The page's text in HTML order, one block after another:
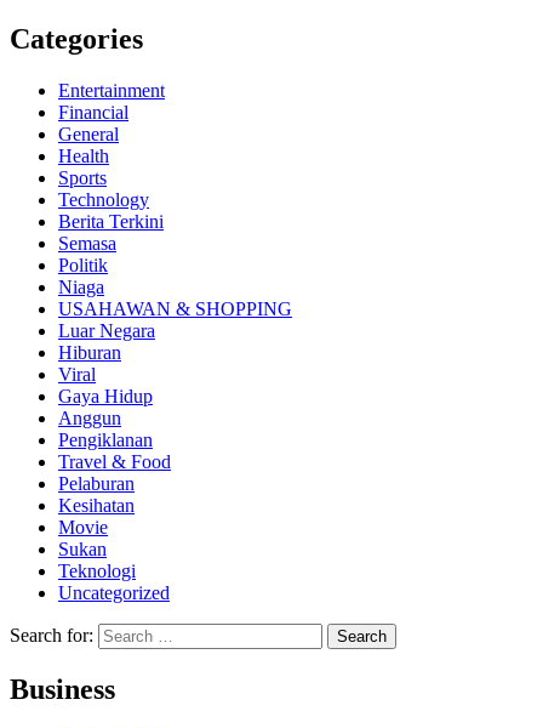
Categories
Entertainment
Financial
General
Health
Sports
Technology
Berita Terkini
Semasa
Politik
Niaga
USAHAWAN & SHOPPING
Luar Negara
Hiburan
Viral
Gaya Hidup
Anggun
Pengiklanan
Travel & Food
Pelaburan
Kesihatan
Movie
Sukan
Teknologi
Uncategorized
Search for:
Business